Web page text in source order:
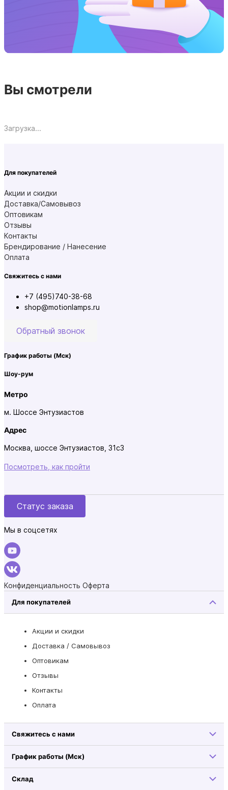
Вы смотрели
Загрузка...
Для покупателей
Акции и скидки
Доставка/Самовывоз
Оптовикам
Отзывы
Контакты
Брендирование / Нанесение
Оплата
Свяжитесь с нами
+7 (495)740-38-68
shop@motionlamps.ru
Обратный звонок
График работы (Мск)
Шоу-рум
Метро
м. Шоссе Энтузиастов
Адрес
Москва, шоссе Энтузиастов, 31с3
Посмотреть, как пройти
Статус заказа
Мы в соцсетях
Конфиденциальность Оферта
Для покупателей
Акции и скидки
Доставка / Самовывоз
Оптовикам
Отзывы
Контакты
Оплата
Свяжитесь с нами
График работы (Мск)
Склад